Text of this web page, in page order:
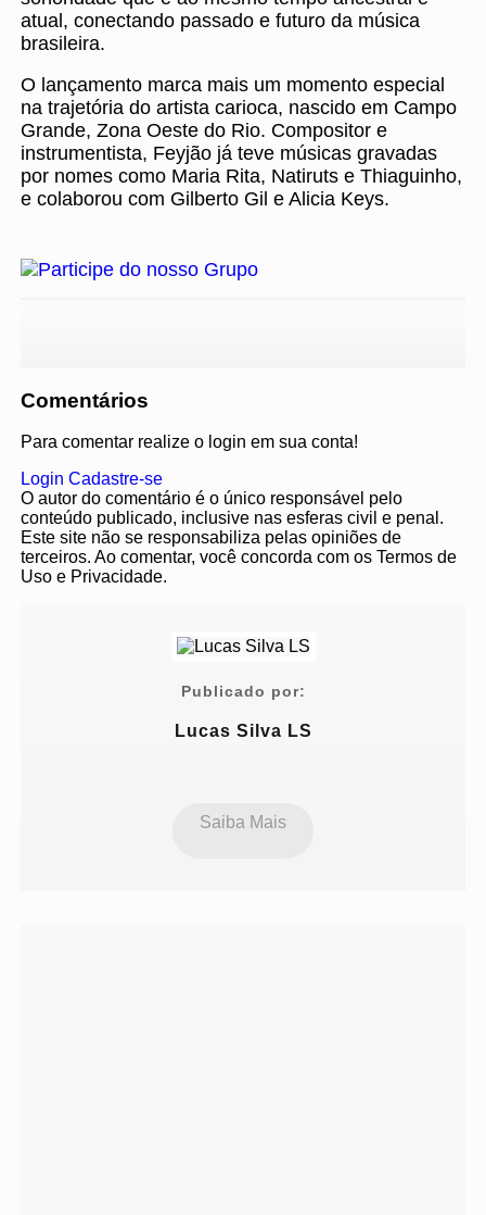
atual, conectando passado e futuro da música
brasileira.
O lançamento marca mais um momento especial
na trajetória do artista carioca, nascido em Campo
Grande, Zona Oeste do Rio. Compositor e
instrumentista, Feyjão já teve músicas gravadas
por nomes como Maria Rita, Natiruts e Thiaguinho,
e colaborou com Gilberto Gil e Alicia Keys.
Comentários
Para comentar realize o login em sua conta!
Login Cadastre-se
O autor do comentário é o único responsável pelo
conteúdo publicado, inclusive nas esferas civil e penal.
Este site não se responsabiliza pelas opiniões de
terceiros. Ao comentar, você concorda com os Termos de
Uso e Privacidade.
Publicado por:
Lucas Silva LS
Saiba Mais